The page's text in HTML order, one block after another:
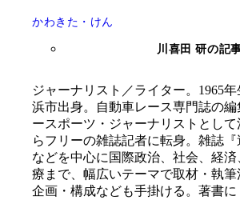
かわきた・けん
川喜田 研の記
ジャーナリスト／ライター。1965
浜市出身。自動車レース専門誌の
ースポーツ・ジャーナリストとし
らフリーの雑誌記者に転身。雑誌『
などを中心に国際政治、社会、経
療まで、幅広いテーマで取材・執
企画・構成なども手掛ける。著書